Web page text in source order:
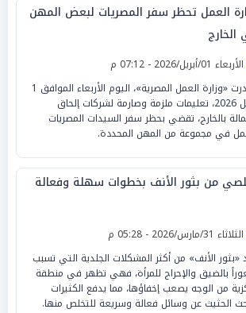
العمل تحظر سفر المصريات لبعض المهن
الأربعاء 01/أبريل/2026 - 07:12 م
أصدرت «وزارة العمل المصرية»، اليوم الأربعاء الموافق 1
أبريل 2026، تعليمات ملزمة وصارمة لشركات إلحاق
بالخارج، تقضي بحظر سفر السيدات المصريات
في مجموعة من المهن المحددة.
من بثور الأنف بخطوات سهلة وفعالة
الثلاثاء 31/مارس/2026 - 05:28 م
«بثور الأنف» من أكثر المشكلات الجلدية التي تسبب
بالضيق والإحراج للمرأة، فهي تظهر في منطقة
من الوجه يصعب إخفاؤها، مما يدفع الكثيرات
الحثيث عن وسائل فعالة وسريعة للتخلص منها.